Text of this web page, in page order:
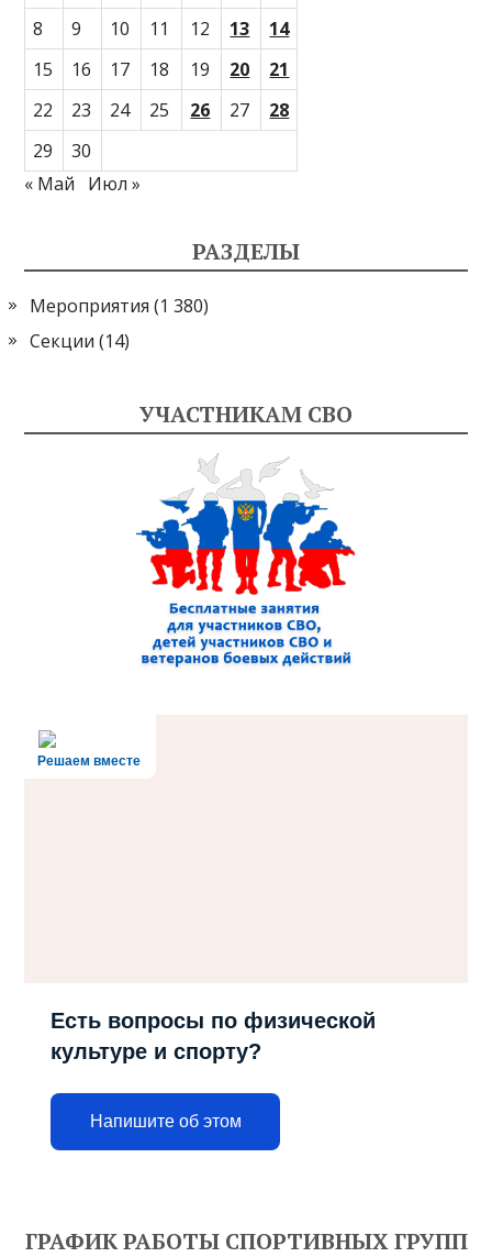
8 9 10 11 12 13
14
15
16 17 18 19 20
21
22
23 24 25 26 27
28
29
30
« Май
Июл »
РАЗДЕЛЫ
Мероприятия (1 380)
Секции (14)
УЧАСТНИКАМ СВО
Решаем вместе
Есть вопросы по физической
культуре и спорту?
Напишите об этом
ГРАФИК РАБОТЫ СПОРТИВНЫХ ГРУПП